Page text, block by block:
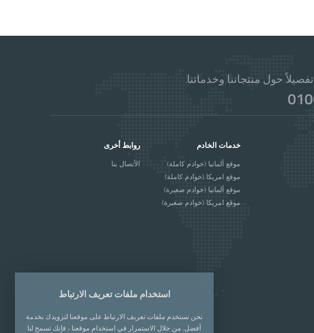
حول منتجاتنا وخدماتنا.
روابط أخرى
الأتصال بنا
خدمات الخادم
موقع ألمانيا (خوادم كاملة)
موقع امريكا (خوادم كاملة)
موقع ألمانيا (خوادم صغيرة)
موقع امريكا (خوادم صغيرة)
استخدام ملفات تعريف الارتباط
نحن نستخدم ملفات تعريف الارتباط على موقعنا لتزويدك بخدمة
أفضل. من خلال الاستمرار في استخدام موقعنا ، فإنك تسمح لنا